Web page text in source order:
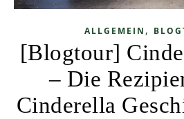
ALLGEMEIN ,
[Blogtour]
– Die
Cinderella